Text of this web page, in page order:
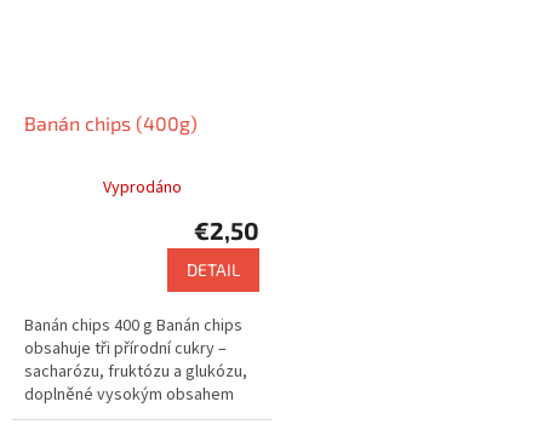
Banán chips (400g)
Vyprodáno
€2,50
DETAIL
Banán chips 400 g Banán chips
obsahuje tři přírodní cukry –
sacharózu, fruktózu a glukózu,
doplněné vysokým obsahem
vlákniny.